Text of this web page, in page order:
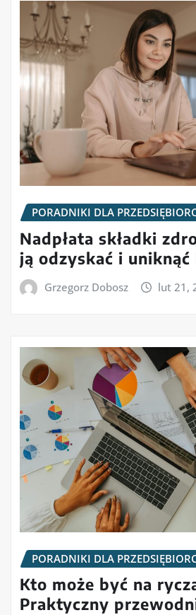
PORADNIKI DLA
Nadpłata składki
ją odzyskać i uniknąć
Grzegorz Dobosz lut 21,
PORADNIKI DLA
Kto może być na
Praktyczny